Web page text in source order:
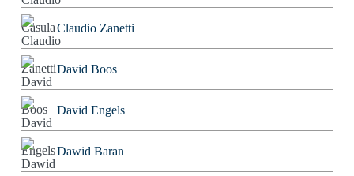
Claudio Zanetti
David Boos
David Engels
Dawid Baran